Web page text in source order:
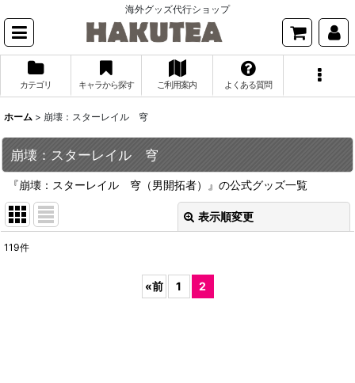
海外グッズ代行ショップ
カテゴリ キャラから探す ご利用案内 よくある質問
ホーム > 崩壊：スターレイル 穹
崩壊：スターレイル 穹
『崩壊：スターレイル 穹（男開拓者）』の公式グッズ一覧
表示順変更
119件
«前 1 2